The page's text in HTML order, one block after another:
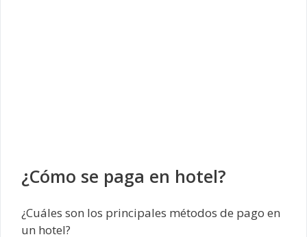
¿Cómo se paga en hotel?
¿Cuáles son los principales métodos de pago en
un hotel?